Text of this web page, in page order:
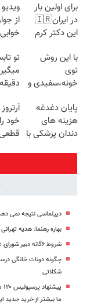
برای اولین بار
در ایران🇮🇷
این دکتر کرم
روزه ساخت!
از
با این روش
توی
خونه،سفیدی و
برگردون
(40%off)
تو
پایان دغدغه
هزینه های
دندان پزشکی با
خود
دیپلماسی نتیجه‌ نمی
بهاره رهنما: هدیه
شروط ۶گانه دبیر شورای عالی امنیت ملی برای بازگشایی تنگه هرمز
چگونه دونات خانگی
شکلاتی
ما بیشتر از خرید جدید